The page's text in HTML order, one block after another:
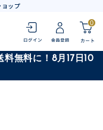
ップ
0
無料に！8月17日10